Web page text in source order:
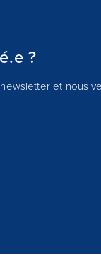
?
et nous